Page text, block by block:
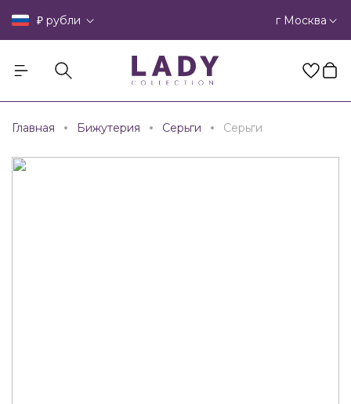
₽ рубли г Москва
Главная Бижутерия Серьги Серьги